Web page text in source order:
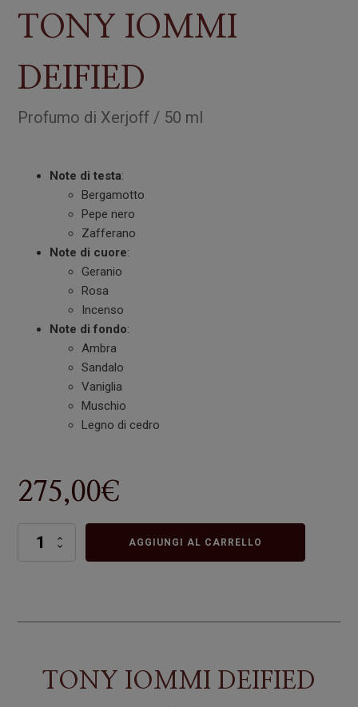
TONY IOMMI
DEIFIED
Profumo di Xerjoff / 50 ml
Note di testa:
Bergamotto
Pepe nero
Zafferano
Note di cuore:
Geranio
Rosa
Incenso
Note di fondo:
Ambra
Sandalo
Vaniglia
Muschio
Legno di cedro
275,00€
TONY
AGGIUNGI AL CARRELLO
TONY IOMMI DEIFIED